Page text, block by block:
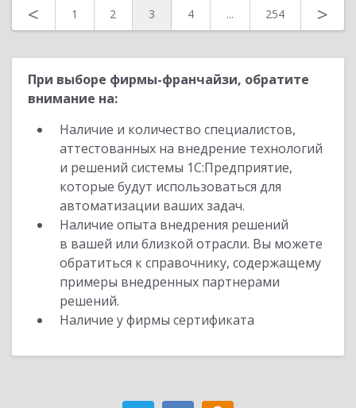
< 1 2 3 4 ... 254 >
При выборе фирмы-франчайзи, обратите
внимание на:
Наличие и количество специалистов,
аттестованных на внедрение технологий
и решений системы 1С:Предприятие,
которые будут использоваться для
автоматизации ваших задач.
Наличие опыта внедрения решений
в вашей или близкой отрасли. Вы можете
обратиться к справочнику, содержащему
примеры внедренных партнерами
решений.
Наличие у фирмы сертификата